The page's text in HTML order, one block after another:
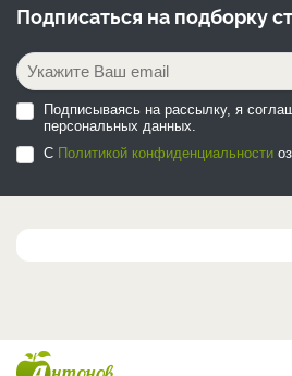
Подписаться на подборку
Подписываясь на рассылку, я
персональных данных.
С Политикой конфиденциальности